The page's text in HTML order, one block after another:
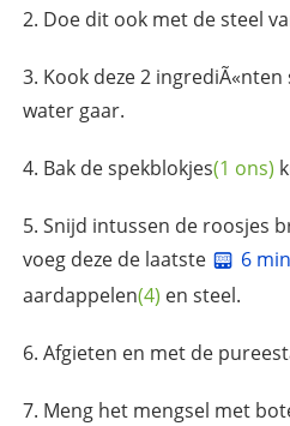
Doe dit ook met de steel
Kook deze 2
water gaar.
Bak despekblokjes(1 ons)
Snijd intussen de roosjes
voeg deze de laatste
6
aardappelen(4) en steel.
Afgieten en met de
Meng het mengsel met